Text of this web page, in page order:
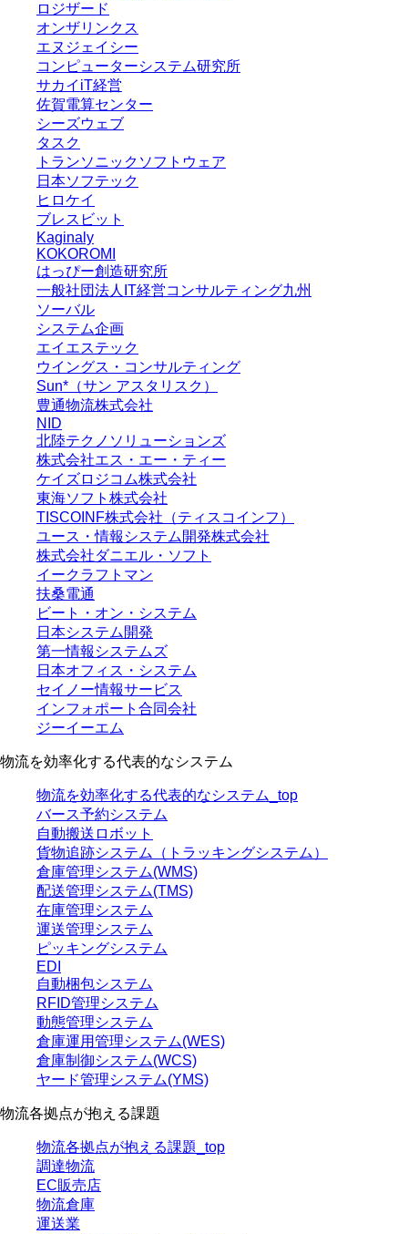
ロジザード
オンザリンクス
エヌジェイシー
コンピューターシステム研究所
サカイiT経営
佐賀電算センター
シーズウェブ
タスク
トランソニックソフトウェア
日本ソフテック
ヒロケイ
ブレスビット
Kaginaly
KOKOROMI
はっぴー創造研究所
一般社団法人IT経営コンサルティング九州
ソーバル
システム企画
エイエステック
ウイングス・コンサルティング
Sun*（サン アスタリスク）
豊通物流株式会社
NID
北陸テクノソリューションズ
株式会社エス・エー・ティー
ケイズロジコム株式会社
東海ソフト株式会社
TISCOINF株式会社（ティスコインフ）
ユース・情報システム開発株式会社
株式会社ダニエル・ソフト
イークラフトマン
扶桑電通
ビート・オン・システム
日本システム開発
第一情報システムズ
日本オフィス・システム
セイノー情報サービス
インフォポート合同会社
ジーイーエム
物流を効率化する代表的なシステム
物流を効率化する代表的なシステム_top
バース予約システム
自動搬送ロボット
貨物追跡システム（トラッキングシステム）
倉庫管理システム(WMS)
配送管理システム(TMS)
在庫管理システム
運送管理システム
ピッキングシステム
EDI
自動梱包システム
RFID管理システム
動態管理システム
倉庫運用管理システム(WES)
倉庫制御システム(WCS)
ヤード管理システム(YMS)
物流各拠点が抱える課題
物流各拠点が抱える課題_top
調達物流
EC販売店
物流倉庫
運送業